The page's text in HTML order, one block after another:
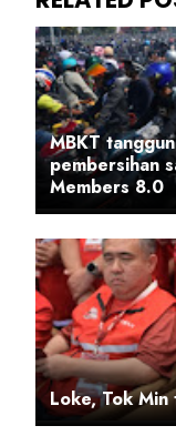
MBKT
pembersihan
Members 8.0
Loke, Tok